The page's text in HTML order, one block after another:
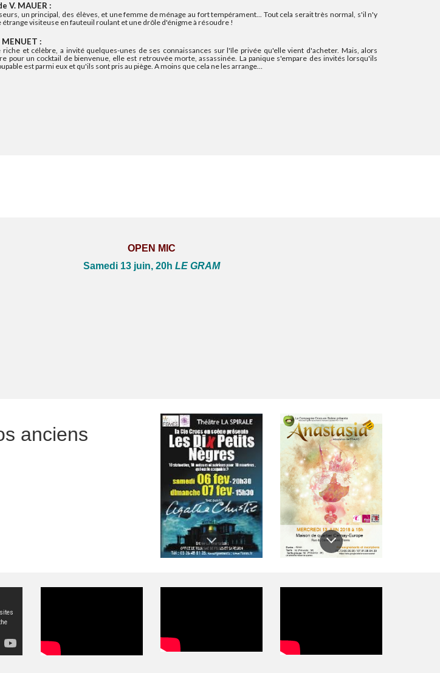
V. MAUER :
un principal, des élèves, et une femme de ménage au fort tempérament... Tout cela serait très normal, s'il n'y
étrange visiteuse en fauteuil roulant et une drôle d'énigme à résoudre !
:
riche et célèbre, a invité quelques-unes de ses connaissances sur l'île privée qu'elle vient d'acheter. Mais, alors
pour un cocktail de bienvenue, elle est retrouvée morte, assassinée. La panique s'empare des invités lorsqu'ils
est parmi eux et qu'ils sont pris au piège. A moins que cela ne les arrange…
OPEN MIC
Samedi 13 juin, 20h LE GRAM
anciens